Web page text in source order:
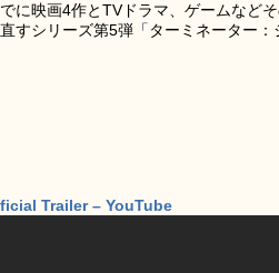
に映画4作とTVドラマ、ゲームなど
すシリーズ第5弾「ターミネーター
Trailer – YouTube